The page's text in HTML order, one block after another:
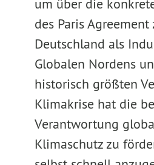
um über die
des Paris
Deutschland als
Globalen Nordens
historisch größten
Klimakrise hat die
Verantwortung
Klimaschutz zu